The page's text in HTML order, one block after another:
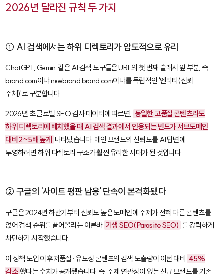
2026년 달라진 규칙 두 가지
① AI 검색에서는 하위 디렉토리가 압도적으로 유리
ChatGPT, Gemini 같은 AI 검색 도구들은 URL의 첫 번째 슬래시 앞 부분, 즉
brand.com이냐newbrand.brand.com이냐를 독립적인 '엔티티(신뢰
주체)'로 구분합니다.
2026년 초 글로벌 SEO 감사 데이터에 따르면, 동일한 고품질 콘텐츠라도
하위 디렉토리에 배치했을 때 AI 검색 결과에서 인용되는 빈도가 서브도메인
대비 2~5배 높게 나타났습니다. 메인 브랜드의 신뢰도를 AI 답변에
투영하려면 하위 디렉토리 구조가 훨씬 유리한 시대가 된 것입니다.
② 구글의 '사이트 평판 남용' 단속이 본격화됐다
구글은 2024년 하반기부터 신뢰도 높은 도메인에 주제가 전혀 다른 콘텐츠를
얹어 검색 순위를 끌어올리는 이른바 기생 SEO(Parasite SEO) 를 강력하게
차단하기 시작했습니다.
이 정책 도입 이후 저품질·유도성 콘텐츠의 검색 노출량이 이전 대비 45%
감소 했다는 수치가 공개됐습니다. 즉, 주제 연관성이 없는 신규 브랜드를 기존